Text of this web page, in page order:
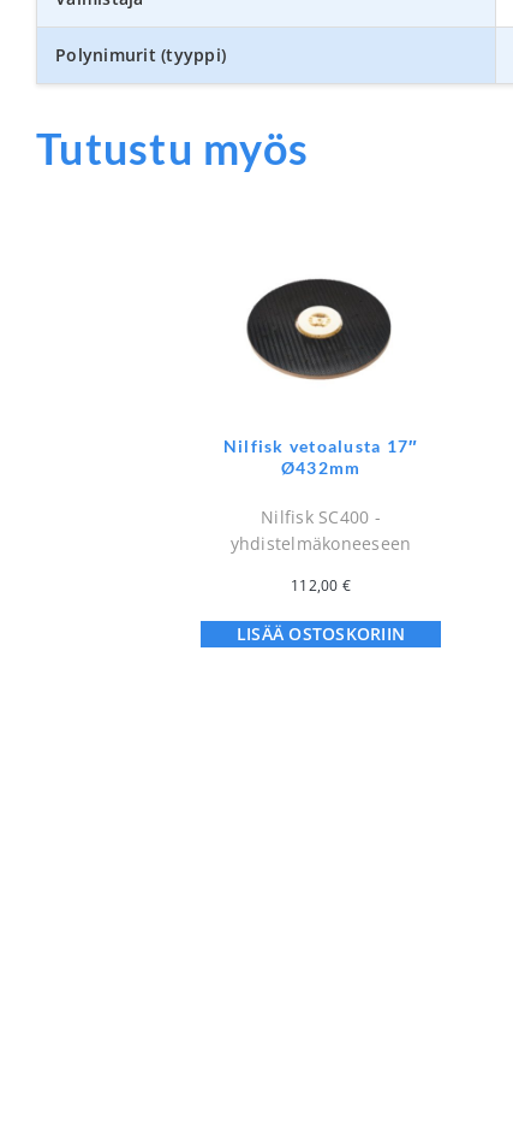
Polynimurit (tyyppi)
Tutustu myös
Nilfisk vetoalusta 17″
Ø432mm
Nilfisk SC400 -
yhdistelmäkoneeseen
112,00 €
LISÄÄ OSTOSKORIIN